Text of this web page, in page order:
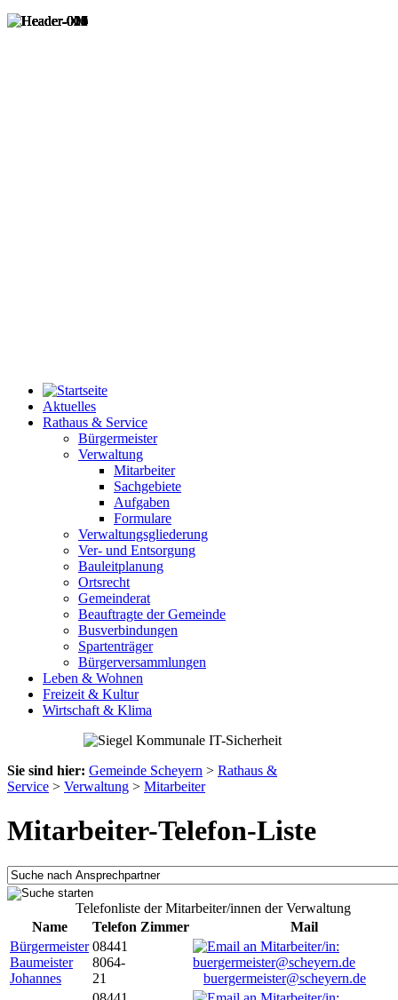
Aktuelles
Rathaus & Service
Bürgermeister
Verwaltung
Mitarbeiter
Sachgebiete
Aufgaben
Formulare
Verwaltungsgliederung
Ver- und Entsorgung
Bauleitplanung
Ortsrecht
Gemeinderat
Beauftragte der Gemeinde
Busverbindungen
Spartenträger
Bürgerversammlungen
Leben & Wohnen
Freizeit & Kultur
Wirtschaft & Klima
Sie sind hier: Gemeinde Scheyern > Rathaus &
Service > Verwaltung > Mitarbeiter
Mitarbeiter-Telefon-Liste
Telefonliste der Mitarbeiter/innen der Verwaltung
Name
Telefon Zimmer
Mail
Bürgermeister
Baumeister
Johannes
08441
8064-
21
buergermeister@scheyern.de